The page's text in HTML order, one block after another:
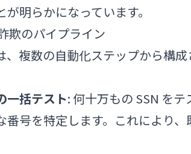
明らかになっています。
欺のパイプライン
、複数の自動化ステップから構
一括テスト: 何十万もの SSN を
番号を特定します。これにより